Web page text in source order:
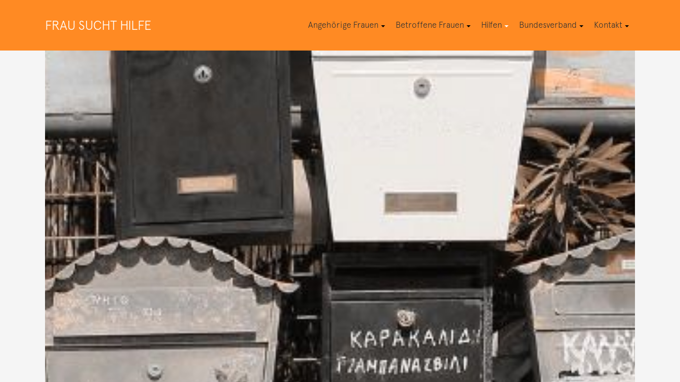
FRAU SUCHT HILFE Angehörige Frauen Betroffene Frauen Hilfen Bundesverband Kontakt